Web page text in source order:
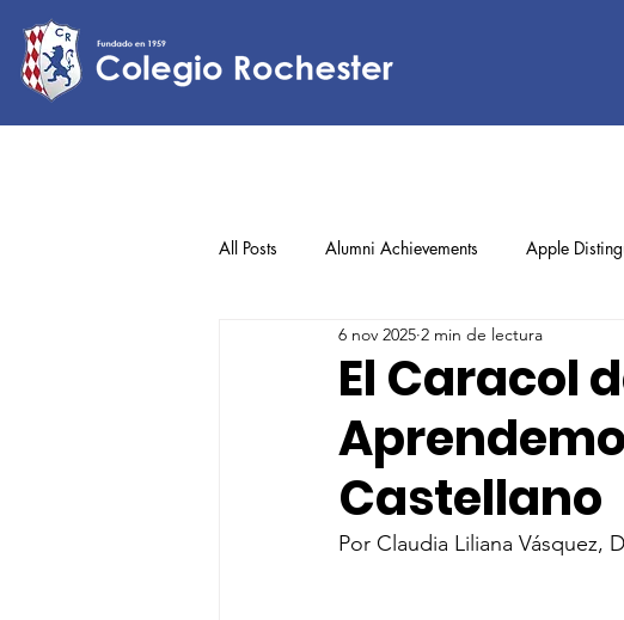
All Posts Alumni Achievements Apple
Lower Elementary Middle School
Upper Elementary
El Caracol
Castellano
6 nov 2025 2 min de lectura
Por Claudia Liliana Vásquez,